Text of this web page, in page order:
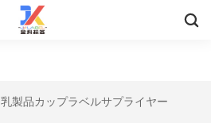
乳製品カップラベルサプライヤー